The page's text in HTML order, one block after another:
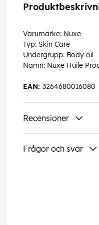
Varumärke: Nuxe
Typ: Skin Care
Undergrupp: Body oil
Namn: Nuxe Huile
3264680016080
EAN:
Recensioner
Frågor och svar